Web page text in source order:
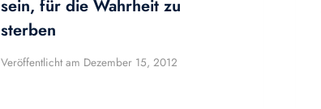
sein, für die Wahrheit zu
sterben
Veröffentlicht am Dezember 15, 2012